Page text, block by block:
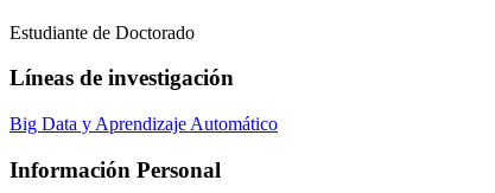
Estudiante de Doctorado
Líneas de investigación
Big Data y Aprendizaje Automático
Información Personal